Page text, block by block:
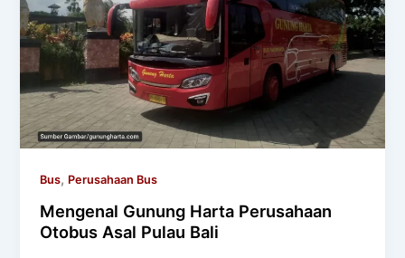
Bus, Perusahaan Bus
Mengenal Gunung Harta Perusahaan
Otobus Asal Pulau Bali